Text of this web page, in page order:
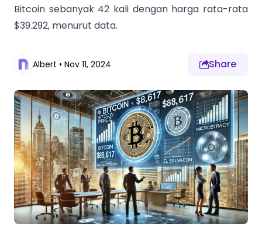
Bitcoin sebanyak 42 kali dengan harga rata-rata
$39.292, menurut data.
Albert • Nov 11, 2024 Share